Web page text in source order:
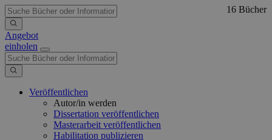
Angebot
einholen
Veröffentlichen
Autor/in werden
Dissertation veröffentlichen
Masterarbeit veröffentlichen
Habilitation publizieren
16 Bücher